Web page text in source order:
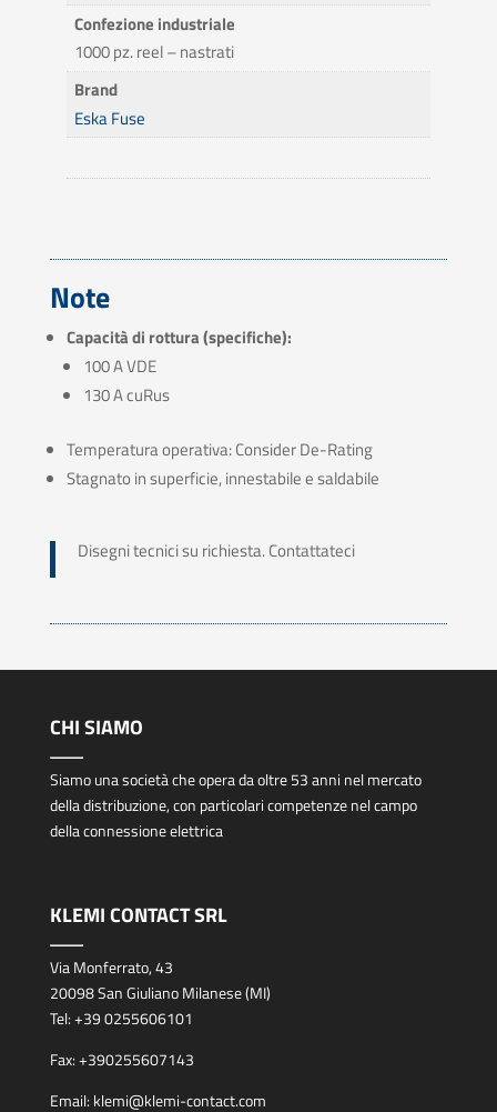
Confezione industriale
1000 pz. reel – nastrati
Brand
Eska Fuse
Note
Capacità di rottura (specifiche):
100 A VDE
130 A cuRus
Temperatura operativa: Consider De-Rating
Stagnato in superficie, innestabile e saldabile
Disegni tecnici su richiesta. Contattateci
CHI SIAMO
Siamo una società che opera da oltre 53 anni nel mercato
della distribuzione, con particolari competenze nel campo
della connessione elettrica
KLEMI CONTACT SRL
Via Monferrato, 43
20098 San Giuliano Milanese (MI)
Tel:+39 0255606101
Fax:+390255607143
Email: klemi@klemi-contact.com